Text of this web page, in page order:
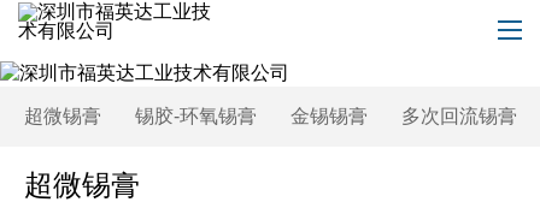
超微锡膏 锡胶-环氧锡膏 金锡锡膏 多次回流锡膏
超微锡膏